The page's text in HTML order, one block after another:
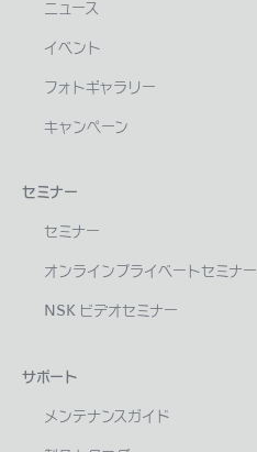
ニュース
イベント
フォトギャラリー
キャンペーン
セミナー
セミナー
オンラインプライベートセミナー
NSK ビデオセミナー
サポート
メンテナンスガイド